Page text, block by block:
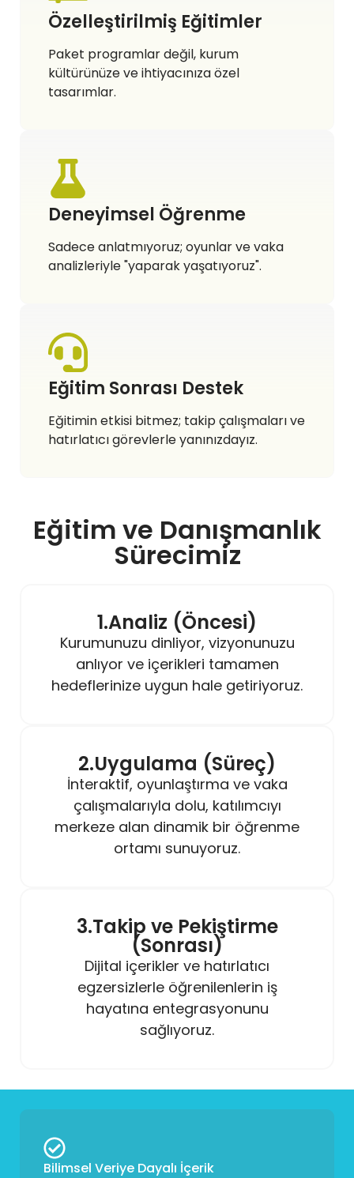
Özelleştirilmiş Eğitimler
Paket programlar değil, kurum
kültürünüze ve ihtiyacınıza özel
tasarımlar.
Deneyimsel Öğrenme
Sadece anlatmıyoruz; oyunlar ve vaka
analizleriyle "yaparak yaşatıyoruz".
Eğitim Sonrası Destek
Eğitimin etkisi bitmez; takip çalışmaları ve
hatırlatıcı görevlerle yanınızdayız.
Eğitim ve Danışmanlık
Sürecimiz
1.Analiz (Öncesi)
Kurumunuzu dinliyor, vizyonunuzu
anlıyor ve içerikleri tamamen
hedeflerinize uygun hale getiriyoruz.
2.Uygulama (Süreç)
İnteraktif, oyunlaştırma ve vaka
çalışmalarıyla dolu, katılımcıyı
merkeze alan dinamik bir öğrenme
ortamı sunuyoruz.
3.Takip ve Pekiştirme
(Sonrası)
Dijital içerikler ve hatırlatıcı
egzersizlerle öğrenilenlerin iş
hayatına entegrasyonunu
sağlıyoruz.
Bilimsel Veriye Dayalı İçerik